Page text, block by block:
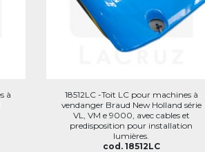
à
18512LC -Toit LC pour machines à
vendanger Braud New Holland série
VL, VM e 9000, avec cables et
predisposition pour installation
lumières.
cod. 18512LC